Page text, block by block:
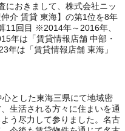
におきまして、株式会社ニッ
介 賃貸 東海】の第1位を8年
11回目 ※2014年～2016年、
年は「賃貸情報店舗 中部・
年は「賃貸情報店舗 東海」
とした東海三県にて地域密
生活される方々に住まいを通
う尽力して参りました。名古